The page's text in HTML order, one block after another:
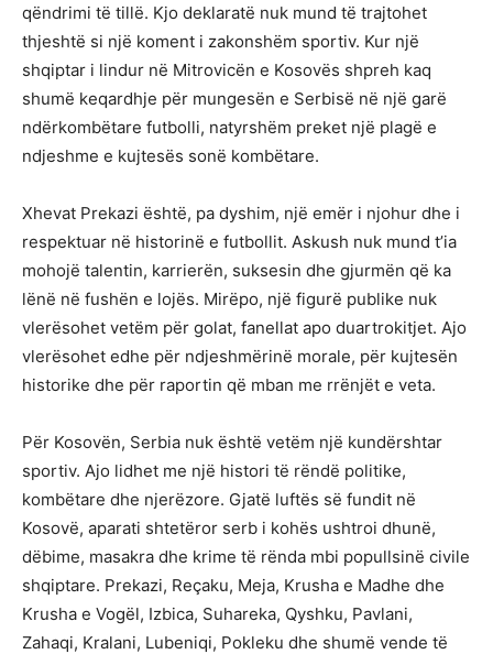
qëndrimi të tillë. Kjo deklaratë nuk mund të trajtohet
thjeshtë si një koment i zakonshëm sportiv. Kur një
shqiptar i lindur në Mitrovicën e Kosovës shpreh kaq
shumë keqardhje për mungesën e Serbisë në një garë
ndërkombëtare futbolli, natyrshëm preket një plagë e
ndjeshme e kujtesës sonë kombëtare.
Xhevat Prekazi është, pa dyshim, një emër i njohur dhe i
respektuar në historinë e futbollit. Askush nuk mund t’ia
mohojë talentin, karrierën, suksesin dhe gjurmën që ka
lënë në fushën e lojës. Mirëpo, një figurë publike nuk
vlerësohet vetëm për golat, fanellat apo duartrokitjet. Ajo
vlerësohet edhe për ndjeshmërinë morale, për kujtesën
historike dhe për raportin që mban me rrënjët e veta.
Për Kosovën, Serbia nuk është vetëm një kundërshtar
sportiv. Ajo lidhet me një histori të rëndë politike,
kombëtare dhe njerëzore. Gjatë luftës së fundit në
Kosovë, aparati shtetëror serb i kohës ushtroi dhunë,
dëbime, masakra dhe krime të rënda mbi popullsinë civile
shqiptare. Prekazi, Reçaku, Meja, Krusha e Madhe dhe
Krusha e Vogël, Izbica, Suhareka, Qyshku, Pavlani,
Zahaqi, Kralani, Lubeniqi, Pokleku dhe shumë vende të